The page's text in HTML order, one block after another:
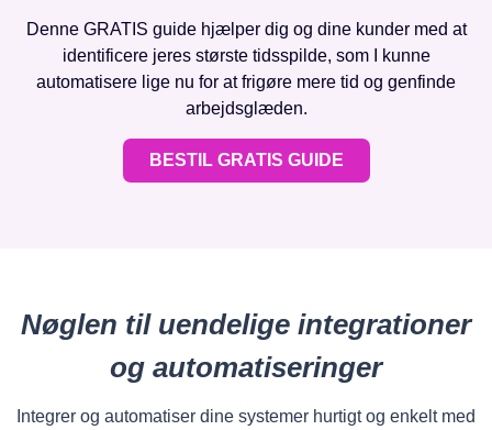
Denne GRATIS guide hjælper dig og dine kunder med at
identificere jeres største tidsspilde, som I kunne
automatisere lige nu for at frigøre mere tid og genfinde
arbejdsglæden.
BESTIL GRATIS GUIDE
Nøglen til uendelige integrationer
og automatiseringer
Integrer og automatiser dine systemer hurtigt og enkelt med